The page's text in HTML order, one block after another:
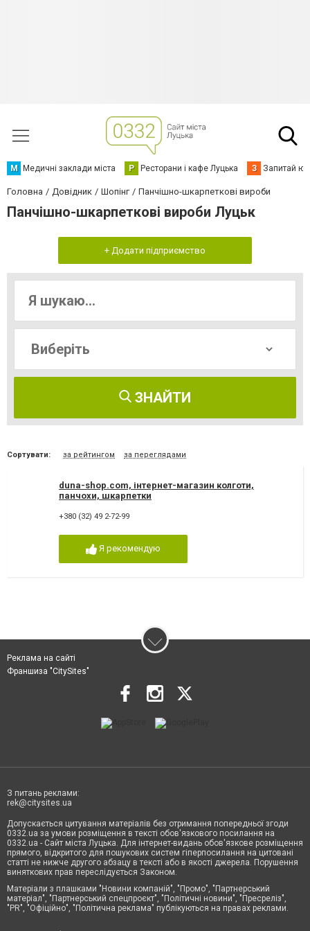
М Медичні заклади міста Р Ресторани і кафе Луцька З Запитай
Головна Довідник Шопінг Панчішно-шкарпеткові вироби
Панчішно-шкарпеткові вироби Луцьк
+ Додати підприємство
ЗНАЙТИ
Сортувати: за рейтингом за переглядами
duna-shop.com, інтернет-магазин колготи,
панчохи, шкарпетки
+380 (32) 49 2-72-99
Я рекомендую
Реклама на сайті
Франшиза "CitySites"
З питань реклами:
rek@citysites.ua
Допускається цитування матеріалів без отримання попередньої згоди
0332.ua за умови розміщення в тексті обов'язкового посилання на
0332.ua - Сайт міста Луцька. Для інтернет-видань обов'язкове розміщення
прямого, відкритого для пошукових систем гіперпосилання на цитовані
статті не нижче другого абзацу в тексті або в якості джерела. Порушення
виняткових прав переслідується Законом.
Матеріали з плашками "Новини компаній", "Промо", "Партнерський
матеріал", "Партнерський спецпроєкт", "Політичні новини", "Пресреліз",
"PR", "Офіційно", "Політична реклама" публікуються на правах реклами.